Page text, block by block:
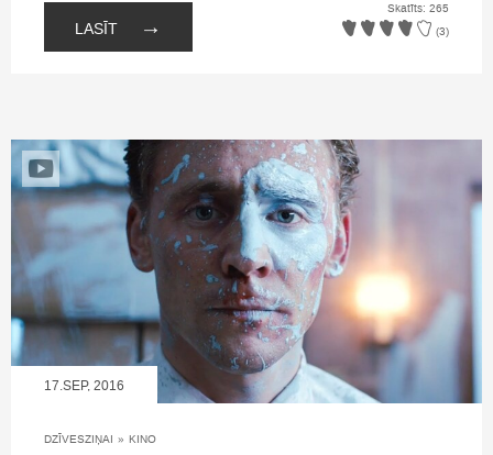
LASĪT →
Skatīts: 265
(3)
17.SEP, 2016
DZĪVESZIŅAI » KINO